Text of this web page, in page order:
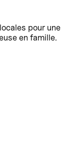
pour une
en famille.